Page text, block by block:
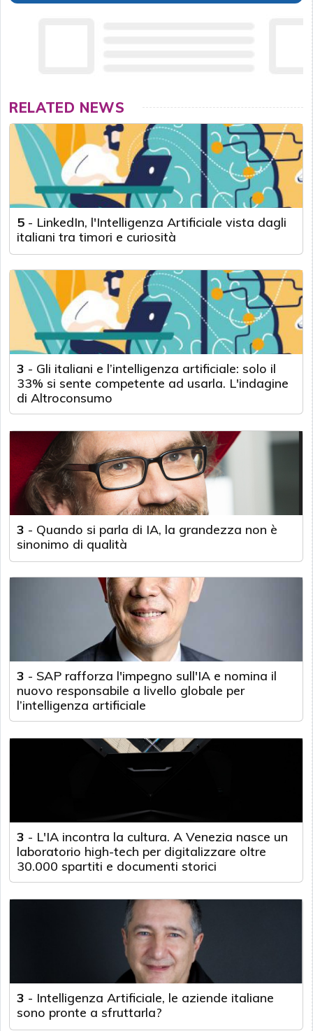
RELATED NEWS
5 - LinkedIn, l'Intelligenza Artificiale vista dagli
italiani tra timori e curiosità
3 - Gli italiani e l’intelligenza artificiale: solo il
33% si sente competente ad usarla. L'indagine
di Altroconsumo
3 - Quando si parla di IA, la grandezza non è
sinonimo di qualità
3 - SAP rafforza l'impegno sull'IA e nomina il
nuovo responsabile a livello globale per
l’intelligenza artificiale
3 - L'IA incontra la cultura. A Venezia nasce un
laboratorio high-tech per digitalizzare oltre
30.000 spartiti e documenti storici
3 - Intelligenza Artificiale, le aziende italiane
sono pronte a sfruttarla?